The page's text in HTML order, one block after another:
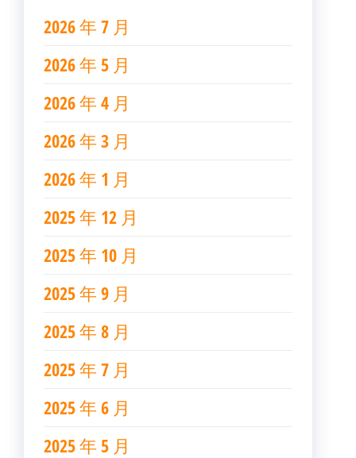
2026 年 7 月
2026 年 5 月
2026 年 4 月
2026 年 3 月
2026 年 1 月
2025 年 12 月
2025 年 10 月
2025 年 9 月
2025 年 8 月
2025 年 7 月
2025 年 6 月
2025 年 5 月